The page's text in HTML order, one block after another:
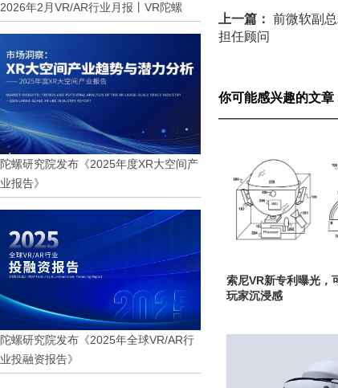
2026年2月VR/AR行业月报丨VR陀螺
陀螺研究院发布《2025年度XR大空间产
业报告》
陀螺研究院发布《2025年全球VR/AR行
业投融资报告》
上一篇： 前微软副
担任顾问
你可能感兴趣的文章
索尼VR新专利曝光，
玩家沉浸感